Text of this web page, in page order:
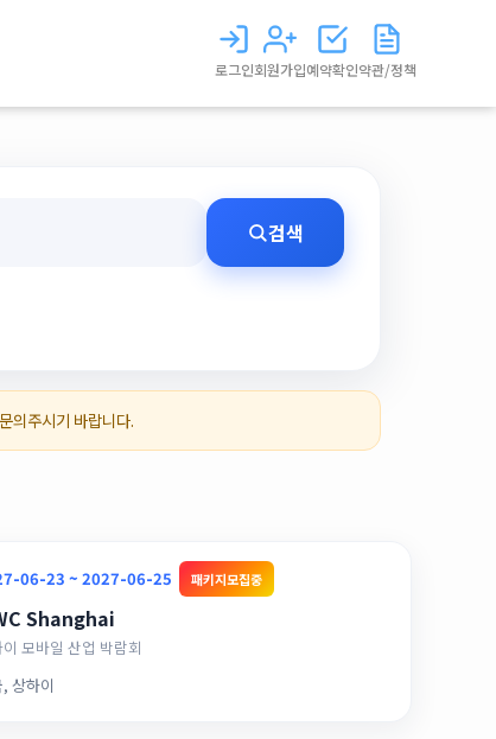
로그인회원가입예약확인약관/정책
검색
의주시기 바랍니다.
06-23 ~ 2027-06-25 패키지모집중
Shanghai
모바일 산업 박람회
상하이